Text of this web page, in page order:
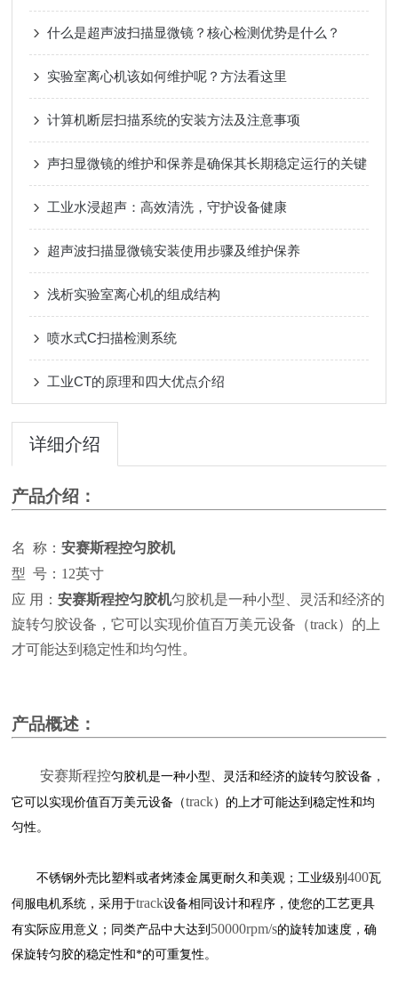
什么是超声波扫描显微镜？核心检测优势是什么？
实验室离心机该如何维护呢？方法看这里
计算机断层扫描系统的安装方法及注意事项
声扫显微镜的维护和保养是确保其长期稳定运行的关键
工业水浸超声：高效清洗，守护设备健康
超声波扫描显微镜安装使用步骤及维护保养
浅析实验室离心机的组成结构
喷水式C扫描检测系统
工业CT的原理和四大优点介绍
详细介绍
产品介绍：
名 称：安赛斯程控匀胶机
型 号：12英寸
应 用：安赛斯程控匀胶机匀胶机是一种小型、灵活和经济的
旋转匀胶设备，它可以实现价值百万美元设备（track）的上
才可能达到稳定性和均匀性。
产品概述：
安赛斯程控匀胶机是一种小型、灵活和经济的旋转匀胶设备，
它可以实现价值百万美元设备（track）的上才可能达到稳定性和均
匀性。
不锈钢外壳比塑料或者烤漆金属更耐久和美观；工业级别400瓦
伺服电机系统，采用于track设备相同设计和程序，使您的工艺更具
有实际应用意义；同类产品中大达到 50000rpm/s的旋转加速度，确
保旋转匀胶的稳定性和*的可重复性。